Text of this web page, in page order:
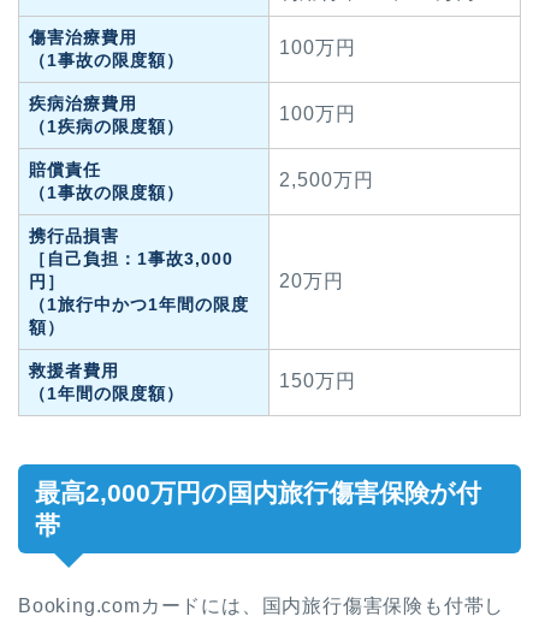
傷害治療費用
（1事故の限度額）
100万円
疾病治療費用
（1疾病の限度額）
100万円
賠償責任
（1事故の限度額）
2,500万円
携行品損害
［自己負担：1事故3,000
円］
（1旅行中かつ1年間の限度
額）
20万円
救援者費用
（1年間の限度額）
150万円
最高2,000万円の国内旅行傷害保険が付
帯
Booking.comカードには、国内旅行傷害保険も付帯し